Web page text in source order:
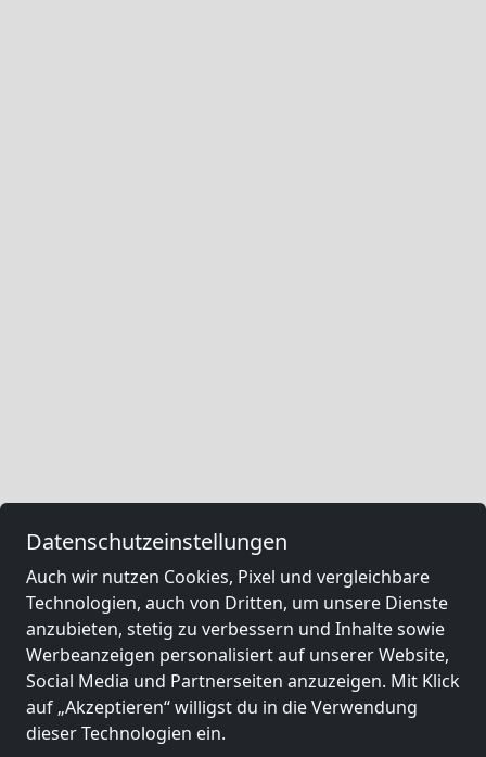
Datenschutzeinstellungen
Auch wir nutzen Cookies, Pixel und vergleichbare
Technologien, auch von Dritten, um unsere Dienste
anzubieten, stetig zu verbessern und Inhalte sowie
Werbeanzeigen personalisiert auf unserer Website,
Social Media und Partnerseiten anzuzeigen. Mit Klick
auf „Akzeptieren“ willigst du in die Verwendung
dieser Technologien ein.